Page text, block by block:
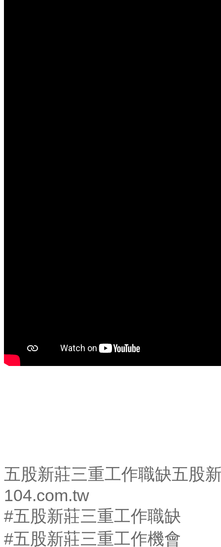
五股新莊三重工作職缺五股
104.com.tw
#五股新莊三重工作職缺
#五股新莊三重工作機會